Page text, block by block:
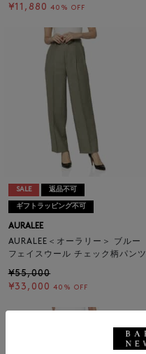
¥11,880 40% OFF
SALE 返品不可
ギフトラッピング不可
AURALEE
AURALEE＜オーラリー＞ ブルー
フェイスウール チェック柄パンツ
¥55,000
¥33,000 40% OFF